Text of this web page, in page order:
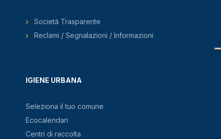
IGIENE URBANA
Seleziona il tuo comune
Ecocalendari
Centri di raccolta
Società Trasparente
Reclami / Segnalazioni / Informazioni